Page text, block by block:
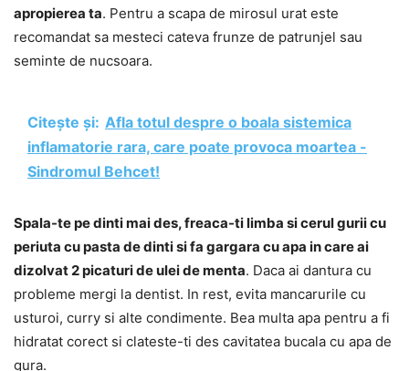
apropierea ta. Pentru a scapa de mirosul urat este
recomandat sa mesteci cateva frunze de patrunjel sau
seminte de nucsoara.
Citește și: Afla totul despre o boala sistemica
inflamatorie rara, care poate provoca moartea -
Sindromul Behcet!
Spala-te pe dinti mai des, freaca-ti limba si cerul gurii cu
periuta cu pasta de dinti si fa gargara cu apa in care ai
dizolvat 2 picaturi de ulei de menta. Daca ai dantura cu
probleme mergi la dentist. In rest, evita mancarurile cu
usturoi, curry si alte condimente. Bea multa apa pentru a fi
hidratat corect si clateste-ti des cavitatea bucala cu apa de
gura.